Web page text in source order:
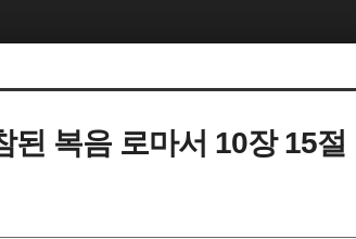
된 복음 로마서 10장 15절